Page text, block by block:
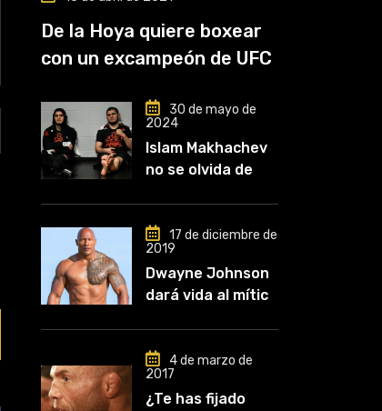
De la Hoya quiere boxear
con un excampeón de UFC
30 de mayo de
2024
Islam Makhachev
no se olvida de
que comencé a
entrenar, jugó un
papel clave en mi
carrera»
17 de diciembre de
2019
Dwayne Johnson
dará vida al mítico
4 de marzo de
2017
¿Te has fijado